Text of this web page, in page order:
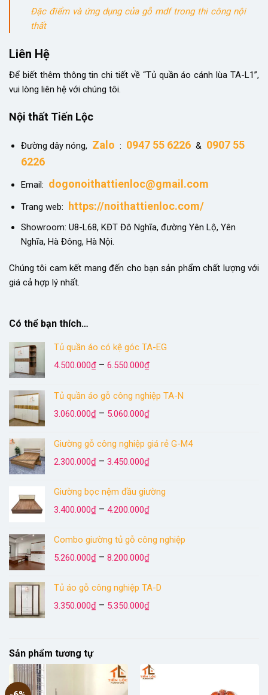
Đặc điểm và ứng dụng của gỗ mdf trong thi công nội
thất
Liên Hệ
Để biết thêm thông tin chi tiết về “Tủ quần áo cánh lùa TA-L1”,
vui lòng liên hệ với chúng tôi.
Nội thất Tiến Lộc
Đường dây nóng, Zalo : 0947 55 6226& 0907 55
6226
Email: dogonoithattienloc@gmail.com
Trang web: https://noithattienloc.com/
Showroom: U8-L68, KĐT Đô Nghĩa, đường Yên Lộ, Yên
Nghĩa, Hà Đông, Hà Nội.
Chúng tôi cam kết mang đến cho bạn sản phẩm chất lượng với
giá cả hợp lý nhất.
Có thể bạn thích…
Tủ quần áo có kệ góc TA-EG
4.500.000₫ – 6.550.000₫Khoảng
4.500.000₫
đến
Tủ quần áo gỗ công nghiệp TA-N
3.060.000₫ – 5.060.000₫Khoảng
3.060.000₫
đến
Giường gỗ công nghiệp giá rẻ G-M4
2.300.000₫ – 3.450.000₫Khoảng
2.300.000₫
đến
Giường bọc nệm đầu giường
3.400.000₫ – 4.200.000₫Khoảng
3.400.000₫
đến
Combo giường tủ gỗ công nghiệp
5.260.000₫ – 8.200.000₫Khoảng
5.260.000₫
đến
Tủ áo gỗ công nghiệp TA-D
3.350.000₫ – 5.350.000₫Khoảng
5.350.000₫
Sản phẩm tương tự